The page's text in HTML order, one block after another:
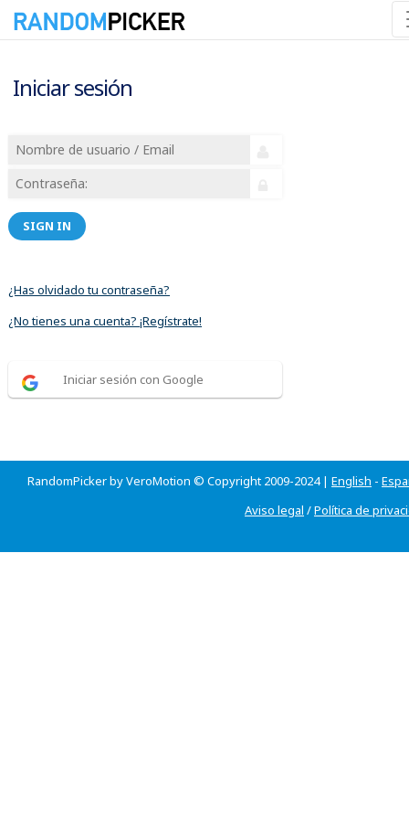
Iniciar sesión
SIGN IN
¿Has olvidado tu contraseña?
¿No tienes una cuenta? ¡Regístrate!
Iniciar sesión con Google
RandomPicker by VeroMotion © Copyright 2009-2024 | English -
Aviso legal /Política de